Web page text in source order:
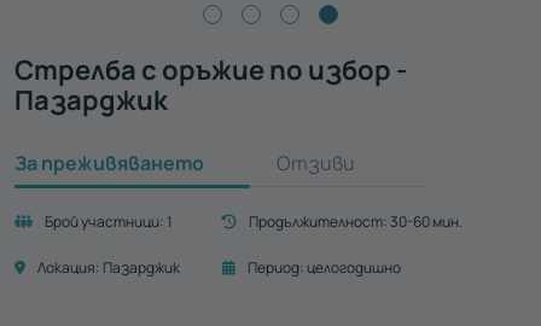
Стрелба с оръжие по избор -
Пазарджик
За преживяването Отзиви
Брой участници: 1 Продължителност:30-60 мин.
Локация: Пазарджик Период:целогодишно